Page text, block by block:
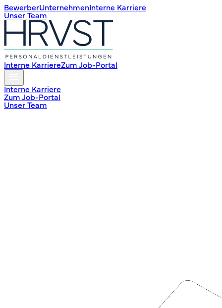
BewerberUnternehmen Interne Karriere
Unser Team
Interne KarriereZum Job-Portal
Interne Karriere
Zum Job-Portal
Unser Team